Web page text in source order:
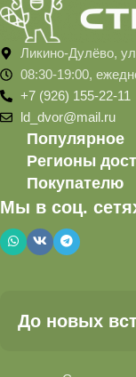
Ликино-Дулёво,
08:30-19:00,
+7 (926) 155-22-11
ld_dvor@mail.ru
Популярное
Регионы
Покупателю
Мы в соц.
До новых